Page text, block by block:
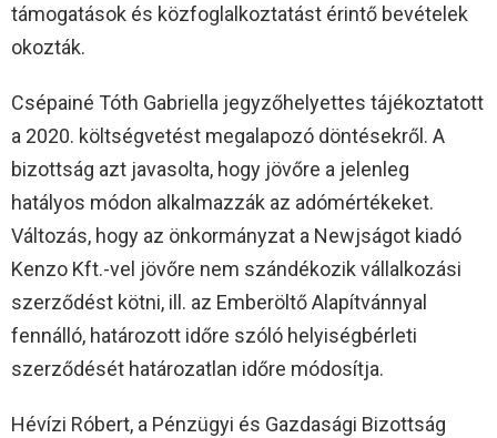
támogatások és közfoglalkoztatást érintő bevételek
okozták.
Csépainé Tóth Gabriella jegyzőhelyettes tájékoztatott
a 2020. költségvetést megalapozó döntésekről. A
bizottság azt javasolta, hogy jövőre a jelenleg
hatályos módon alkalmazzák az adómértékeket.
Változás, hogy az önkormányzat a Newjságot kiadó
Kenzo Kft.-vel jövőre nem szándékozik vállalkozási
szerződést kötni, ill. az Emberöltő Alapítvánnyal
fennálló, határozott időre szóló helyiségbérleti
szerződését határozatlan időre módosítja.
Hévízi Róbert, a Pénzügyi és Gazdasági Bizottság